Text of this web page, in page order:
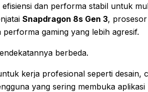
dan performa stabil untuk
Snapdragon 8s Gen 3,
gaming yang lebih agresif.
berbeda.
kerja profesional seperti desain,
yang sering membuka aplikasi